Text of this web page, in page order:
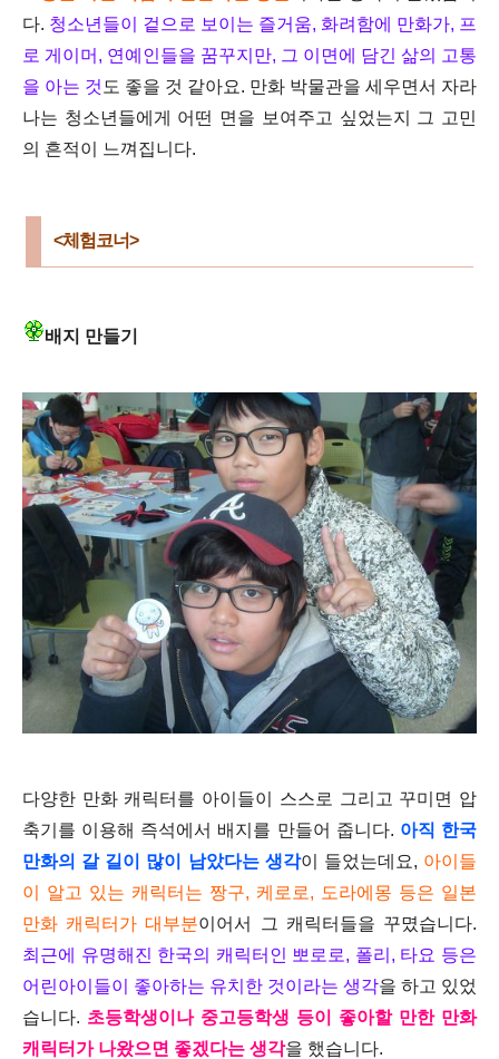
다. 청소년들이 겉으로 보이는 즐거움, 화려함에 만화가, 프
로 게이머, 연예인들을 꿈꾸지만, 그 이면에 담긴 삶의 고통
을 아는 것 도 좋을 것 같아요. 만화 박물관을 세우면서 자라
나는 청소년들에게 어떤 면을 보여주고 싶었는지 그 고민
의 흔적이 느껴집니다.
<체험코너>
배지 만들기
다양한 만화 캐릭터를 아이들이 스스로 그리고 꾸미면 압
축기를 이용해 즉석에서 배지를 만들어 줍니다. 아직 한국
만화의 갈 길이 많이 남았다는 생각이 들었는데요, 아이들
이 알고 있는 캐릭터는 짱구, 케로로, 도라에몽 등은 일본
만화 캐릭터가 대부분이어서 그 캐릭터들을 꾸몄습니다.
최근에 유명해진 한국의 캐릭터인 뽀로로, 폴리, 타요 등은
어린아이들이 좋아하는 유치한 것이라는 생각을 하고 있었
습니다. 초등학생이나 중고등학생 등이 좋아할 만한 만화
캐릭터가 나왔으면 좋겠다는 생각을 했습니다.